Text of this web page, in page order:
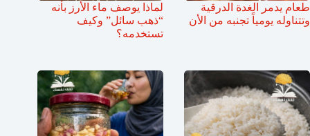
طعام يدمر الغدة الدرقية
وتتناوله يومياً تجنبه من الأن
لماذا يوصف ماء الأرز بأنه
“ذهب سائل” وكيف
تستخدمه؟